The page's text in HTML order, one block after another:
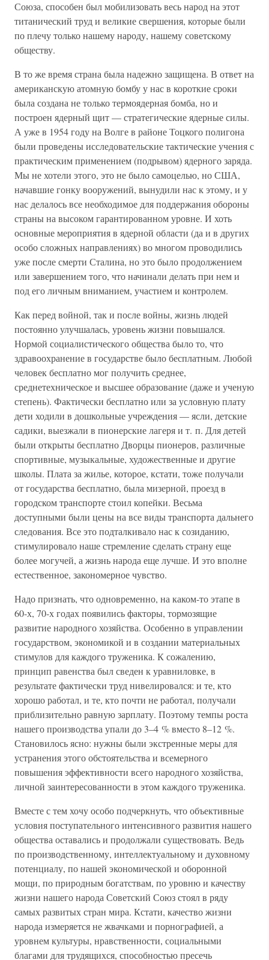
Союза, способен был мобилизовать весь народ на этот
титанический труд и великие свершения, которые были
по плечу только нашему народу, нашему советскому
обществу.
В то же время страна была надежно защищена. В ответ на
американскую атомную бомбу у нас в короткие сроки
была создана не только термоядерная бомба, но и
построен ядерный щит — стратегические ядерные силы.
А уже в 1954 году на Волге в районе Тоцкого полигона
были проведены исследовательские тактические учения с
практическим применением (подрывом) ядерного заряда.
Мы не хотели этого, это не было самоцелью, но США,
начавшие гонку вооружений, вынудили нас к этому, и у
нас делалось все необходимое для поддержания обороны
страны на высоком гарантированном уровне. И хоть
основные мероприятия в ядерной области (да и в других
особо сложных направлениях) во многом проводились
уже после смерти Сталина, но это было продолжением
или завершением того, что начинали делать при нем и
под его личным вниманием, участием и контролем.
Как перед войной, так и после войны, жизнь людей
постоянно улучшалась, уровень жизни повышался.
Нормой социалистического общества было то, что
здравоохранение в государстве было бесплатным. Любой
человек бесплатно мог получить среднее,
среднетехническое и высшее образование (даже и ученую
степень). Фактически бесплатно или за условную плату
дети ходили в дошкольные учреждения — ясли, детские
садики, выезжали в пионерские лагеря и т. п. Для детей
были открыты бесплатно Дворцы пионеров, различные
спортивные, музыкальные, художественные и другие
школы. Плата за жилье, которое, кстати, тоже получали
от государства бесплатно, была мизерной, проезд в
городском транспорте стоил копейки. Весьма
доступными были цены на все виды транспорта дальнего
следования. Все это подталкивало нас к созиданию,
стимулировало наше стремление сделать страну еще
более могучей, а жизнь народа еще лучше. И это вполне
естественное, закономерное чувство.
Надо признать, что одновременно, на каком-то этапе в
60-х, 70-х годах появились факторы, тормозящие
развитие народного хозяйства. Особенно в управлении
государством, экономикой и в создании материальных
стимулов для каждого труженика. К сожалению,
принцип равенства был сведен к уравниловке, в
результате фактически труд нивелировался: и те, кто
хорошо работал, и те, кто почти не работал, получали
приблизительно равную зарплату. Поэтому темпы роста
нашего производства упали до 3–4 % вместо 8–12 %.
Становилось ясно: нужны были экстренные меры для
устранения этого обстоятельства и всемерного
повышения эффективности всего народного хозяйства,
личной заинтересованности в этом каждого труженика.
Вместе с тем хочу особо подчеркнуть, что объективные
условия поступательного интенсивного развития нашего
общества оставались и продолжали существовать. Ведь
по производственному, интеллектуальному и духовному
потенциалу, по нашей экономической и оборонной
мощи, по природным богатствам, по уровню и качеству
жизни нашего народа Советский Союз стоял в ряду
самых развитых стран мира. Кстати, качество жизни
народа измеряется не жвачками и порнографией, а
уровнем культуры, нравственности, социальными
благами для трудящихся, способностью пресечь